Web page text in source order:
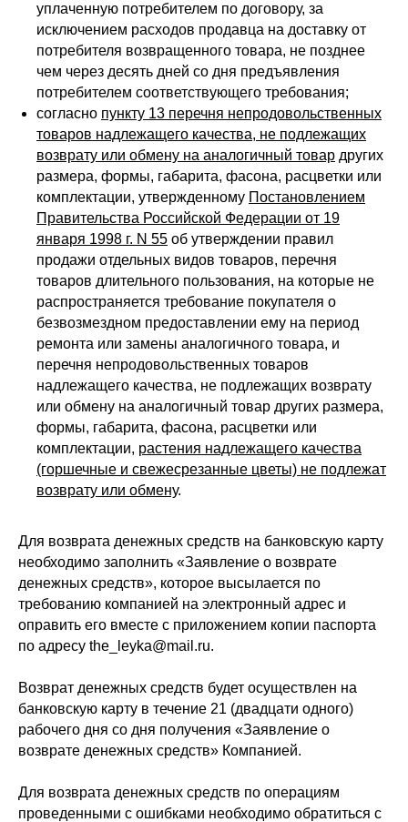
уплаченную потребителем по договору, за
исключением расходов продавца на доставку от
потребителя возвращенного товара, не позднее
чем через десять дней со дня предъявления
потребителем соответствующего требования;
согласно пункту 13 перечня непродовольственных
товаров надлежащего качества, не подлежащих
возврату или обмену на аналогичный товар других
размера, формы, габарита, фасона, расцветки или
комплектации, утвержденному Постановлением
Правительства Российской Федерации от 19
января 1998 г. N 55 об утверждении правил
продажи отдельных видов товаров, перечня
товаров длительного пользования, на которые не
распространяется требование покупателя о
безвозмездном предоставлении ему на период
ремонта или замены аналогичного товара, и
перечня непродовольственных товаров
надлежащего качества, не подлежащих возврату
или обмену на аналогичный товар других размера,
формы, габарита, фасона, расцветки или
комплектации, растения надлежащего качества
(горшечные и свежесрезанные цветы) не подлежат
возврату или обмену.
Для возврата денежных средств на банковскую карту
необходимо заполнить «Заявление о возврате
денежных средств», которое высылается по
требованию компанией на электронный адрес и
оправить его вместе с приложением копии паспорта
по адресу the_leyka@mail.ru.
Возврат денежных средств будет осуществлен на
банковскую карту в течение 21 (двадцати одного)
рабочего дня со дня получения «Заявление о
возврате денежных средств» Компанией.
Для возврата денежных средств по операциям
проведенными с ошибками необходимо обратиться с